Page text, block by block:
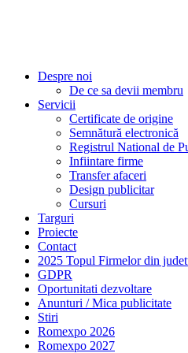
continut
Despre noi
De ce sa devii membru
Servicii
Certificate de origine
Semnătură electronică
Registrul National de
Infiintare firme
Transfer afaceri
Design publicitar
Cursuri
Targuri
Proiecte
Contact
2025 Topul Firmelor din
GDPR
Oportunitati dezvoltare
Anunturi / Mica publicitate
Stiri
Romexpo 2026
Romexpo 2027